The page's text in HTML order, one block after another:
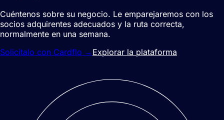
Cuéntenos sobre su negocio. Le emparejaremos con los
socios adquirentes adecuados y la ruta correcta,
normalmente en una semana.
Solicítalo con Cardflo → Explorar la plataforma